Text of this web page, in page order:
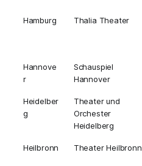
Hamburg Thalia Theater
Hannove
r
Schauspiel
Hannover
Heidelber
g
Theater und
Orchester
Heidelberg
Heilbronn Theater Heilbronn